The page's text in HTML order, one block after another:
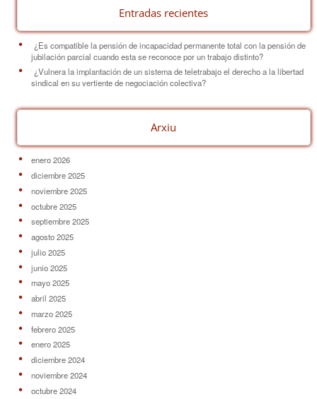
Entradas recientes
¿Es compatible la pensión de incapacidad permanente total con la pensión de
jubilación parcial cuando esta se reconoce por un trabajo distinto?
¿Vulnera la implantación de un sistema de teletrabajo el derecho a la libertad
sindical en su vertiente de negociación colectiva?
Arxiu
enero 2026
diciembre 2025
noviembre 2025
octubre 2025
septiembre 2025
agosto 2025
julio 2025
junio 2025
mayo 2025
abril 2025
marzo 2025
febrero 2025
enero 2025
diciembre 2024
noviembre 2024
octubre 2024